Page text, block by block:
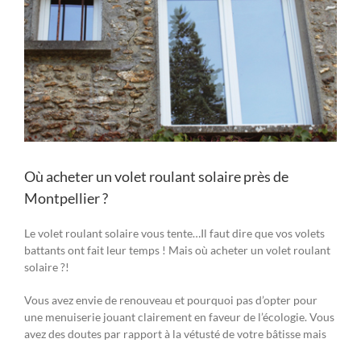
Où acheter un volet roulant solaire près de
Montpellier ?
Le volet roulant solaire vous tente…Il faut dire que vos volets
battants ont fait leur temps ! Mais où acheter un volet roulant
solaire ?!
Vous avez envie de renouveau et pourquoi pas d’opter pour
une menuiserie jouant clairement en faveur de l’écologie. Vous
avez des doutes par rapport à la vétusté de votre bâtisse mais